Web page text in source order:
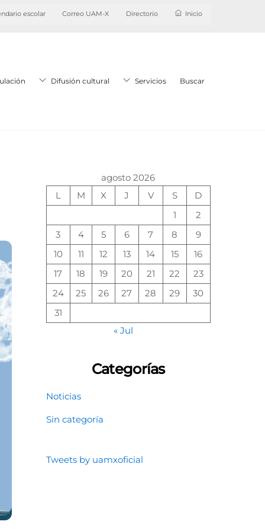
escolar Correo UAM-X Directorio Inicio
Difusión cultural Servicios Buscar
agosto 2026
L
M X J V S
D
1
2
3
4 5 6 7 8
9
10
11 12 13 14 15
16
17
18 19 20 21 22
23
24
25 26 27 28 29
30
31
« Jul
Categorías
Noticias
Sin categoría
Tweets by uamxoficial